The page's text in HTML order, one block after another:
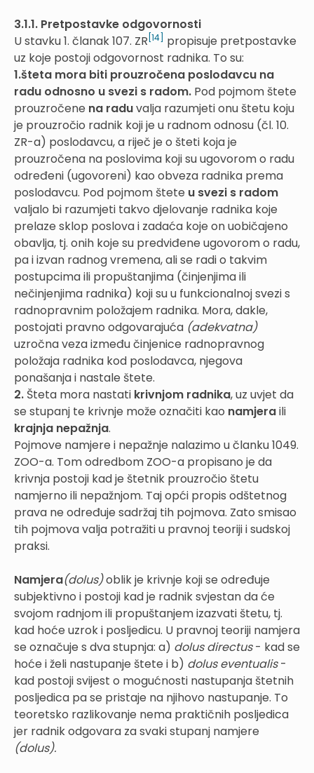
3.1.1. Pretpostavke odgovornosti
U stavku 1. članak 107. ZR [14]
propisuje pretpostavke
uz koje postoji odgovornost radnika. To su:
1.šteta mora biti prouzročena poslodavcu na
radu odnosno u svezi s radom. Pod pojmom štete
prouzročene na raduvalja razumjeti onu štetu koju
je prouzročio radnik koji je u radnom odnosu (čl. 10.
ZR-a) poslodavcu, a riječ je o šteti koja je
prouzročena na poslovima koji su ugovorom o radu
određeni (ugovoreni) kao obveza radnika prema
poslodavcu. Pod pojmom štete u svezi s radom
valjalo bi razumjeti takvo djelovanje radnika koje
prelaze sklop poslova i zadaća koje on uobičajeno
obavlja, tj. onih koje su predviđene ugovorom o radu,
pa i izvan radnog vremena, ali se radi o takvim
postupcima ili propuštanjima (činjenjima ili
nečinjenjima radnika) koji su u funkcionalnoj svezi s
radnopravnim položajem radnika. Mora, dakle,
postojati pravno odgovarajuća (adekvatna)
uzročna veza između činjenice radnopravnog
položaja radnika kod poslodavca, njegova
ponašanja i nastale štete.
2. Šteta mora nastati krivnjom radnika, uz uvjet da
se stupanj te krivnje može označiti kao namjeraili
krajnja nepažnja.
Pojmove namjere i nepažnje nalazimo u članku 1049.
ZOO-a. Tom odredbom ZOO-a propisano je da
krivnja postoji kad je štetnik prouzročio štetu
namjerno ili nepažnjom. Taj opći propis odštetnog
prava ne određuje sadržaj tih pojmova. Zato smisao
tih pojmova valja potražiti u pravnoj teoriji i sudskoj
praksi.
Namjera(dolus)oblik je krivnje koji se određuje
subjektivno i postoji kad je radnik svjestan da će
svojom radnjom ili propuštanjem izazvati štetu, tj.
kad hoće uzrok i posljedicu. U pravnoj teoriji namjera
se označuje s dva stupnja: a) dolus directus- kad se
hoće i želi nastupanje štete i b) dolus eventualis-
kad postoji svijest o mogućnosti nastupanja štetnih
posljedica pa se pristaje na njihovo nastupanje. To
teoretsko razlikovanje nema praktičnih posljedica
jer radnik odgovara za svaki stupanj namjere
(dolus).